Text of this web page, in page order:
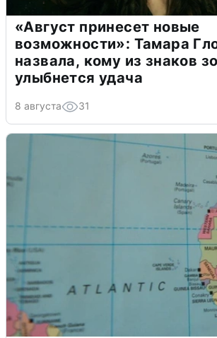
«Август принесет новые
возможности»: Тамара
назвала, кому из знаков
улыбнется удача
8 августа 31